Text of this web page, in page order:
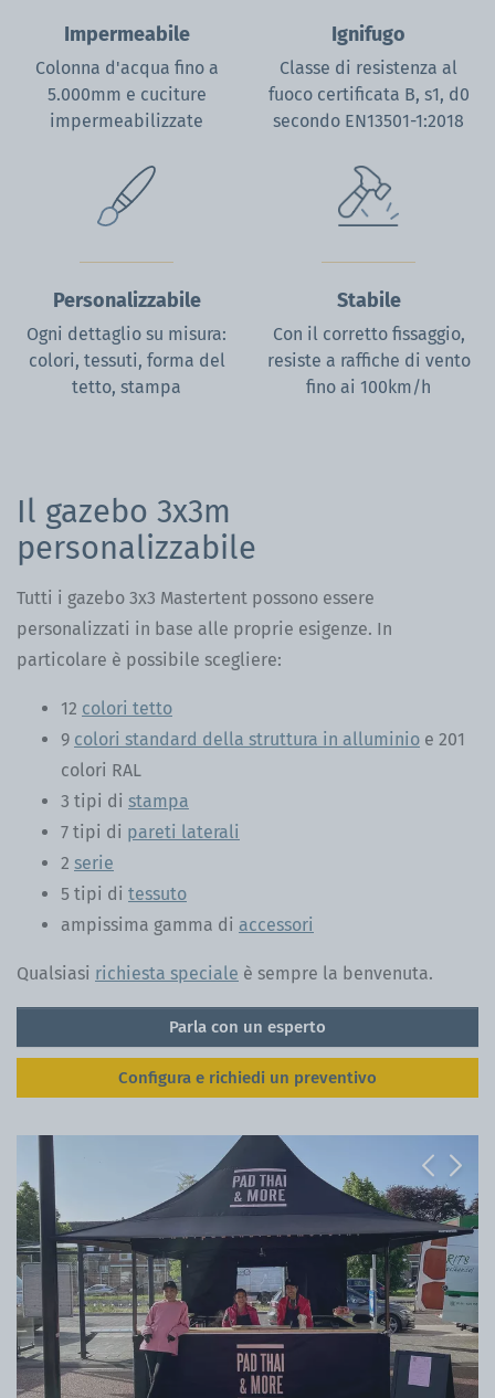
interamente in alluminio, con tessuti in poliestere
resistenti certificati secondo le normative europee più
stringenti.
Impermeabile
Colonna d'acqua fino a
5.000mm e cuciture
impermeabilizzate
Ignifugo
Classe di resistenza al
fuoco certificata B, s1, d0
secondo EN13501-1:2018
Personalizzabile
Ogni dettaglio su misura:
colori, tessuti, forma del
tetto, stampa
Stabile
Con il corretto fissaggio,
resiste a raffiche di vento
fino ai 100km/h
Il gazebo 3x3m
personalizzabile
Tutti i gazebo 3x3 Mastertent possono essere
personalizzati in base alle proprie esigenze. In
particolare è possibile scegliere:
12 colori tetto
9 colori standard della struttura in alluminio e 201
colori RAL
3 tipi di stampa
7 tipi di pareti laterali
2 serie
5 tipi di tessuto
ampissima gamma di accessori
Qualsiasi richiesta speciale è sempre la benvenuta.
Parla con un esperto
Configura e richiedi un preventivo
Previous
Next